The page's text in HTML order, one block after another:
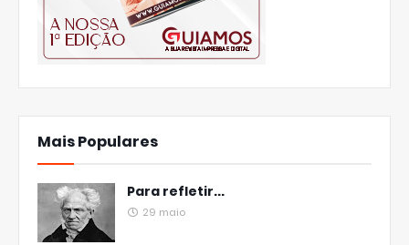
Mais Populares
Para refletir...
29 maio